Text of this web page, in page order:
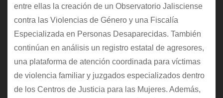
entre ellas la creación de un Observatorio Jalisciense
contra las Violencias de Género y una Fiscalía
Especializada en Personas Desaparecidas. También
continúan en análisis un registro estatal de agresores,
una plataforma de atención coordinada para víctimas
de violencia familiar y juzgados especializados dentro
de los Centros de Justicia para las Mujeres. Además,